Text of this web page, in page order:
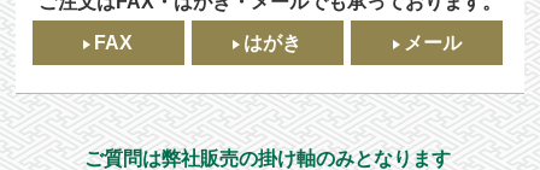
FAX
はがき メール
ご質問は弊社販売の掛け軸のみとなります